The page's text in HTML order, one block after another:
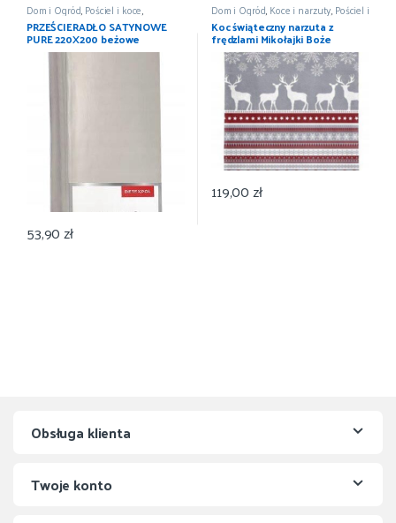
Dom i Ogród, Pościel i koce,
Prześcieradła,Wyposażenie
PRZEŚCIERADŁO SATYNOWE
PURE 220X200 beżowe
DETEXPOL
53,90zł
Dom i Ogród, Koce i narzuty, Pościel i
koce,Wyposażenie
Koc świąteczny narzuta z
frędzlami Mikołajki Boże
Narodzenie 150×200
119,00zł
Obsługa klienta
Twoje konto